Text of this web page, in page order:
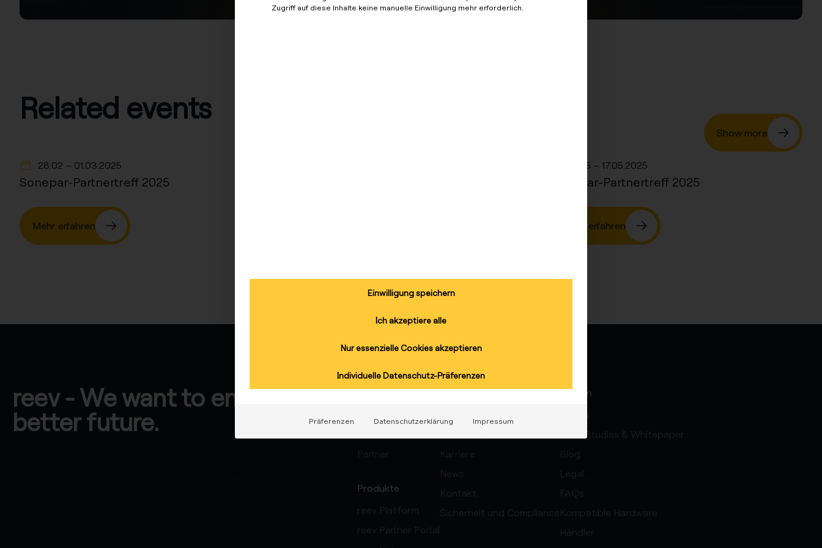
Related events
Show more
28.02 – 01.03.2025
Sonepar-Partnertreff 2025
Mehr erfahren
16.05 – 17.05.2025
Sonepar-Partnertreff 2025
Mehr erfahren
reev - We want to energize a
better future.
Lösungen
Produkte
Über uns
Wissen
Case Studies & Whitepaper
Zugriff auf diese Inhalte keine manuelle Einwilligung mehr erforderlich.
Einwilligung speichern
Ich akzeptiere alle
Nur essenzielle Cookies akzeptieren
Individuelle Datenschutz-Präferenzen
Präferenzen Datenschutzerklärung Impressum